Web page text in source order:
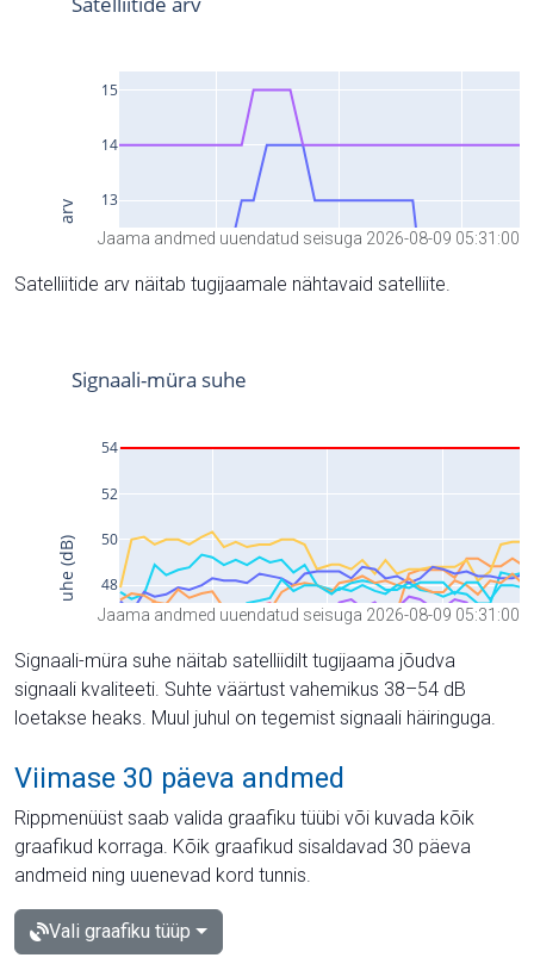
Jaama andmed uuendatud seisuga 2026-08-09 05:31:00
Satelliitide arv näitab tugijaamale nähtavaid satelliite.
Jaama andmed uuendatud seisuga 2026-08-09 05:31:00
Signaali-müra suhe näitab satelliidilt tugijaama jõudva
signaali kvaliteeti. Suhte väärtust vahemikus 38–54 dB
loetakse heaks. Muul juhul on tegemist signaali häiringuga.
Viimase 30 päeva andmed
Rippmenüüst saab valida graafiku tüübi või kuvada kõik
graafikud korraga. Kõik graafikud sisaldavad 30 päeva
andmeid ning uuenevad kord tunnis.
Vali graafiku tüüp